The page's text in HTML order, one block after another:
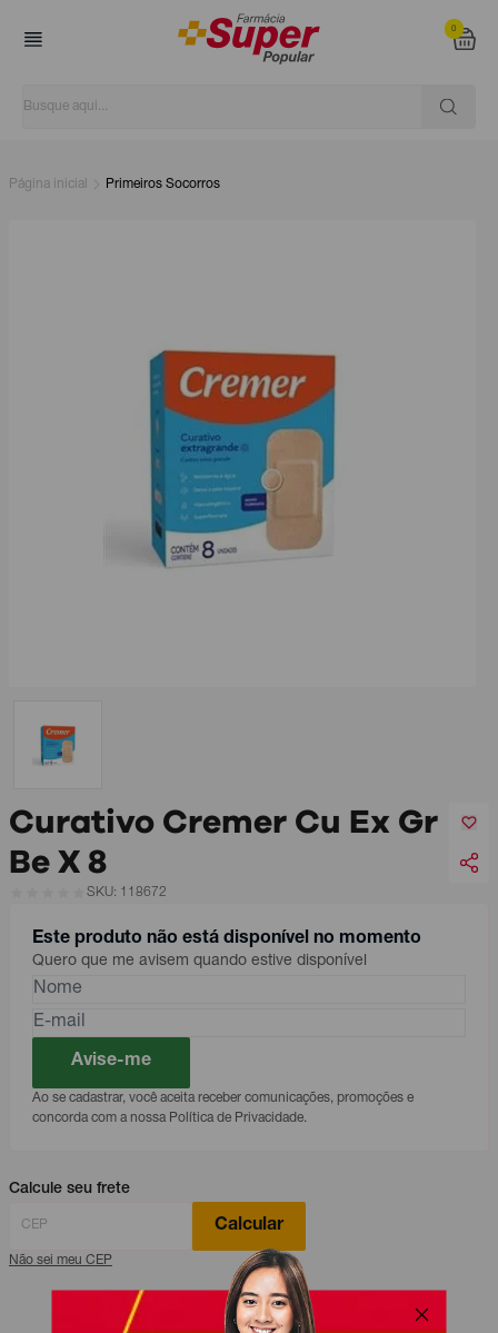
0
Página inicial Primeiros Socorros
Curativo Cremer Cu Ex Gr
Be X 8
SKU: 118672
Este produto não está disponível no momento
Quero que me avisem quando estive disponível
Avise-me
Ao se cadastrar, você aceita receber comunicações, promoções e
concorda com a nossa Política de Privacidade.
Calcule seu frete
Calcular
Não sei meu CEP